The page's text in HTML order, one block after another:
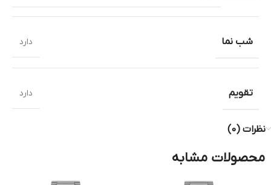
شب نما دارد
تقویم دارد
نظرات (0)
محصولات مشابه